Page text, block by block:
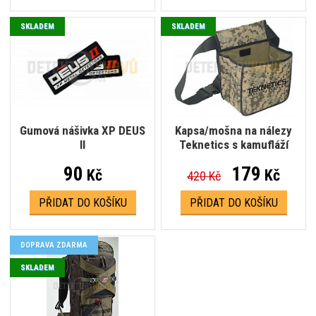
Gumová nášivka XP DEUS
II
SKLADEM
90 Kč
PŘIDAT DO KOŠÍKU
Kapsa/mošna na nálezy
Teknetics s kamufláží
SKLADEM
420 Kč 179 Kč
PŘIDAT DO KOŠÍKU
DOPRAVA ZDARMA
SKLADEM